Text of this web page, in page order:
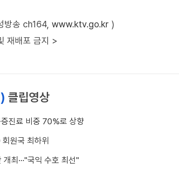
방송 ch164, www.ktv.go.kr )
재배포 금지 >
클립영상
증진료 비중 70%로 상향
원국 최하위
최···"국익 수호 최선"